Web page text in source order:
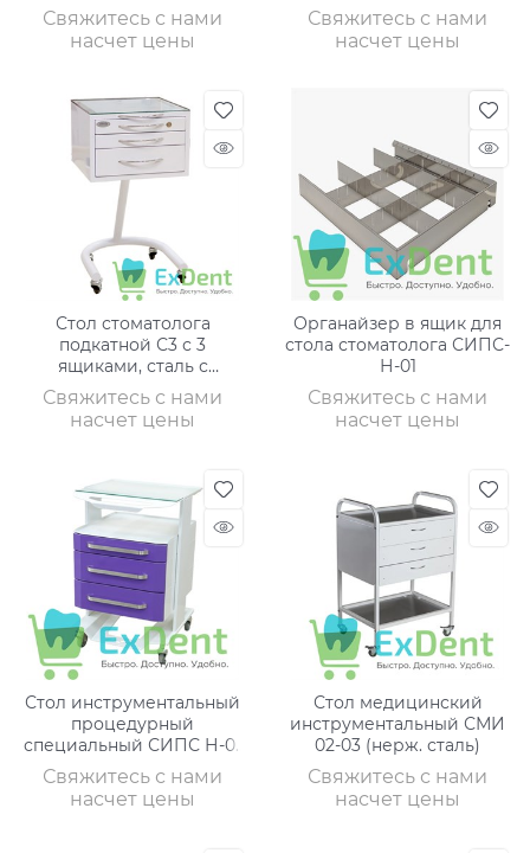
Свяжитесь с нами
насчет цены
Свяжитесь с нами
насчет цены
Стол стоматолога
подкатной С3 с 3
ящиками, сталь с
полимерным покрытием
(Струм)
Свяжитесь с нами
насчет цены
Органайзер в ящик для
стола стоматолога СИПС-
Н-01
Свяжитесь с нами
насчет цены
Стол инструментальный
процедурный
специальный СИПС Н-01
Свяжитесь с нами
насчет цены
Стол медицинский
инструментальный СМИ
02-03 (нерж. сталь)
Свяжитесь с нами
насчет цены